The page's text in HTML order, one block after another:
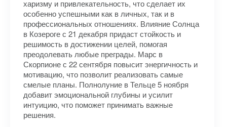
харизму и привлекательность, что сделает их
особенно успешными как в личных, так и в
профессиональных отношениях. Влияние Солнца
в Козероге с 21 декабря придаст стойкость и
решимость в достижении целей, помогая
преодолевать любые преграды. Марс в
Скорпионе с 22 сентября повысит энергичность и
мотивацию, что позволит реализовать самые
смелые планы. Полнолуние в Тельце 5 ноября
добавит эмоциональной глубины и усилит
интуицию, что поможет принимать важные
решения.